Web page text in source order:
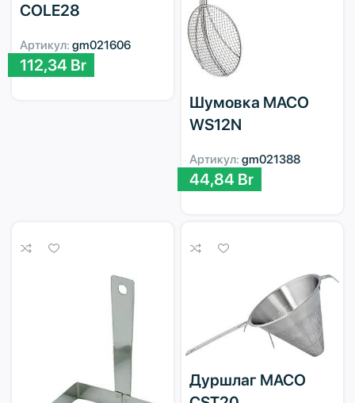
COLE28
Артикул: gm021606
112,34 Br
Шумовка MACO
WS12N
Артикул: gm021388
44,84 Br
Дуршлаг MACO